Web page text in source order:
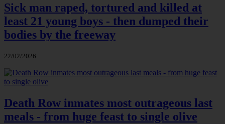
Sick man raped, tortured and killed at
least 21 young boys - then dumped their
bodies by the freeway
22/02/2026
Death Row inmates most outrageous last
meals - from huge feast to single olive